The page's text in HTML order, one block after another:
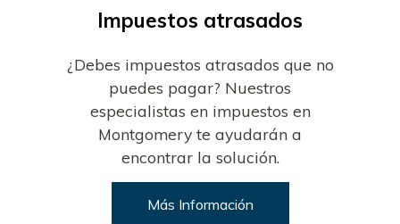
Impuestos atrasados
¿Debes impuestos atrasados que no
puedes pagar? Nuestros
especialistas en impuestos en
Montgomery te ayudarán a
encontrar la solución.
Más Información